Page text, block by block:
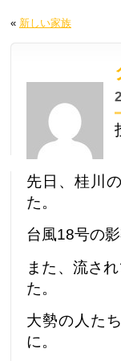
« 新しい家族
先日、桂川
た。
台風18号の
また、流さ
た。
大勢の人た
に。